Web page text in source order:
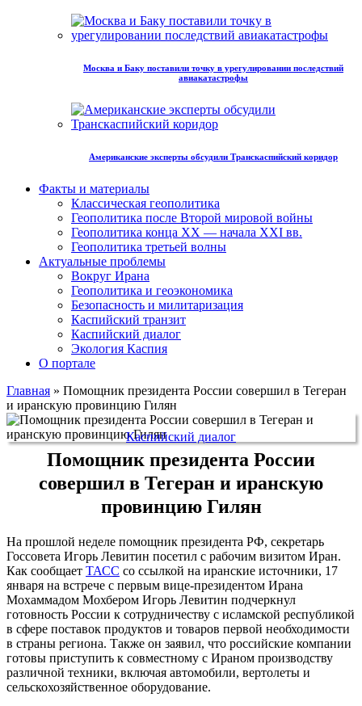
Москва и Баку поставили точку в урегулировании последствий
авиакатастрофы
Американские эксперты обсудили Транскаспийский коридор
Факты и материалы
Классическая геополитика
Геополитика после Второй мировой войны
Геополитика конца XX — начала XXI вв.
Геополитика третьей волны
Актуальные проблемы
Вокруг Ирана
Геополитика и геоэкономика
Безопасность и милитаризация
Каспийский транзит
Каспийский диалог
Экология Каспия
О портале
Главная » Помощник президента России совершил в Тегеран
и иранскую провинцию Гилян
Каспийский диалог
Помощник президента России
совершил в Тегеран и иранскую
провинцию Гилян
На прошлой неделе помощник президента РФ, секретарь
Госсовета Игорь Левитин посетил с рабочим визитом Иран.
Как сообщает ТАСС со ссылкой на иранские источники, 17
января на встрече с первым вице-президентом Ирана
Мохаммадом Мохбером Игорь Левитин подчеркнул
готовность России к сотрудничеству с исламской республикой
в сфере поставок продуктов и товаров первой необходимости
в страны региона. Также он заявил, что российские компании
готовы приступить к совместному с Ираном производству
различной техники, включая автомобили, вертолеты и
сельскохозяйственное оборудование.